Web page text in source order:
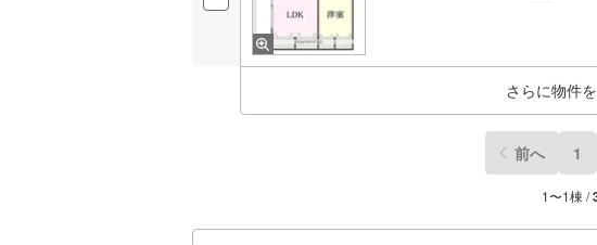
さらに物件
前へ 1
1〜1棟 /